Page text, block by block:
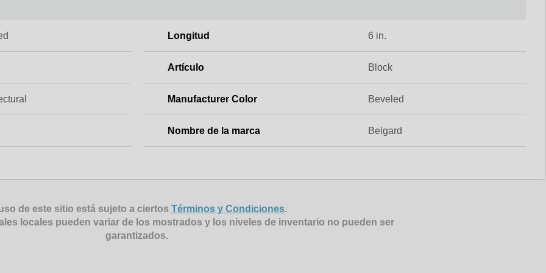
Longitud 6 in.
Artículo Block
Manufacturer Color Beveled
Nombre de la marca Belgard
de este sitio está sujeto a ciertos Términos y Condiciones.
locales pueden variar de los mostrados y los niveles de inventario no pueden ser
garantizados.